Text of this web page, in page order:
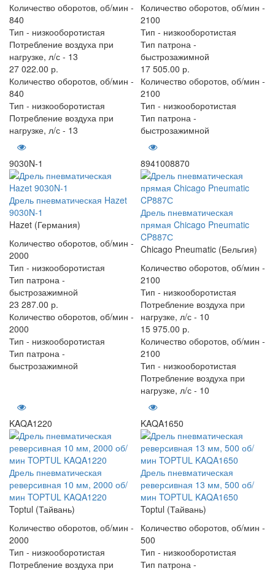
Количество оборотов, об/мин -
840
Тип - низкооборотистая
Потребление воздуха при
нагрузке, л/с - 13
27 022.00 р.
Количество оборотов, об/мин -
840
Тип - низкооборотистая
Потребление воздуха при
нагрузке, л/с - 13
Количество оборотов, об/мин -
2100
Тип - низкооборотистая
Тип патрона -
быстрозажимной
17 505.00 р.
Количество оборотов, об/мин -
2100
Тип - низкооборотистая
Тип патрона -
быстрозажимной
9030N-1
Дрель пневматическая Hazet
9030N-1
Hazet (Германия)
Количество оборотов, об/мин -
2000
Тип - низкооборотистая
Тип патрона -
быстрозажимной
23 287.00 р.
Количество оборотов, об/мин -
2000
Тип - низкооборотистая
Тип патрона -
быстрозажимной
8941008870
Дрель пневматическая
прямая Chicago Pneumatic
CP887С
Chicago Pneumatic (Бельгия)
Количество оборотов, об/мин -
2100
Тип - низкооборотистая
Потребление воздуха при
нагрузке, л/с - 10
15 975.00 р.
Количество оборотов, об/мин -
2100
Тип - низкооборотистая
Потребление воздуха при
нагрузке, л/с - 10
KAQA1220
Дрель пневматическая
реверсивная 10 мм, 2000 об/
мин TOPTUL KAQA1220
Toptul (Тайвань)
Количество оборотов, об/мин -
2000
Тип - низкооборотистая
Потребление воздуха при
KAQA1650
Дрель пневматическая
реверсивная 13 мм, 500 об/
мин TOPTUL KAQA1650
Toptul (Тайвань)
Количество оборотов, об/мин -
500
Тип - низкооборотистая
Тип патрона -